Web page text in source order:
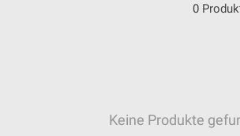
0
Keine Produkte